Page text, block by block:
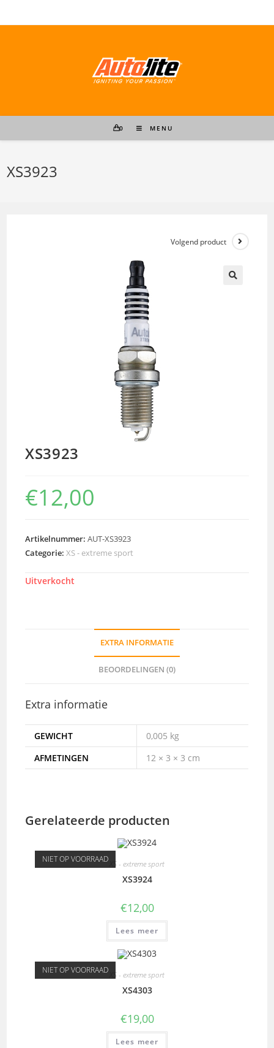
naar
0 MENU
XS3923
Volgend product
XS3923
€12,00
Artikelnummer:AUT-XS3923
Categorie:XS - extreme sport
Uitverkocht
EXTRA INFORMATIE
BEOORDELINGEN (0)
Extra informatie
GEWICHT
0,005 kg
AFMETINGEN
12 × 3 × 3 cm
Gerelateerde producten
NIET OP VOORRAAD XS - extreme sport
XS3924
€12,00
Lees meer
NIET OP VOORRAAD XS - extreme sport
XS4303
€19,00
Lees meer